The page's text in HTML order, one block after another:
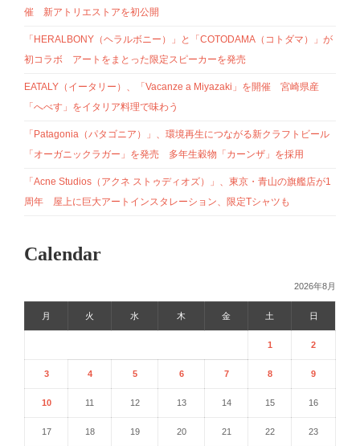
催 新アトリエストアを初公開
「HERALBONY（ヘラルボニー）」と「COTODAMA（コトダマ）」が
初コラボ アートをまとった限定スピーカーを発売
EATALY（イータリー）、「Vacanze a Miyazaki」を開催 宮崎県産
「へべす」をイタリア料理で味わう
「Patagonia（パタゴニア）」、環境再生につながる新クラフトビール
「オーガニックラガー」を発売 多年生穀物「カーンザ」を採用
「Acne Studios（アクネ ストゥディオズ）」、東京・青山の旗艦店が1
周年 屋上に巨大アートインスタレーション、限定Tシャツも
Calendar
2026年8月
月 火 水 木 金 土 日
1 2
3 4 5 6 7 8 9
10 11 12 13 14 15 16
17 18 19 20 21 22 23